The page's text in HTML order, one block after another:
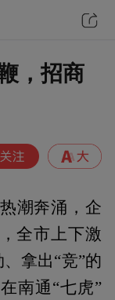
，招商
潮奔涌，企
全市上下激
拿出“竞”的
南通“七虎”